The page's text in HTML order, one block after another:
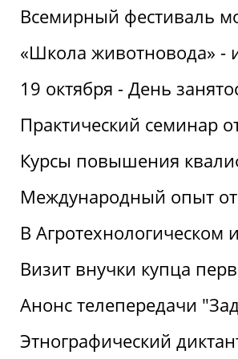
Всемирный фестиваль
«Школа животновода» -
19 октября - День
Практический семинар
Курсы повышения
Международный опыт
В Агротехнологическом
Визит внучки купца
Анонс телепередачи
Этнографический